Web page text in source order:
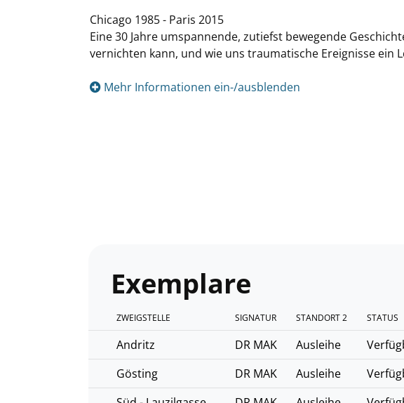
Chicago 1985 - Paris 2015
Eine 30 Jahre umspannende, zutiefst bewegende
vernichten kann, und wie uns traumatische Ereignisse ein
Mehr Informationen ein-/ausblenden
Exemplare
ZWEIGSTELLE SIGNATUR STANDORT 2 STATUS
Andritz DR MAK Ausleihe
Gösting
DR MAK Ausleihe